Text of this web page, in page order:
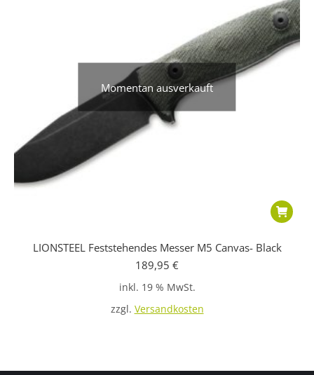
Momentan ausverkauft
LIONSTEEL Feststehendes Messer M5 Canvas- Black
189,95 €
inkl. 19 % MwSt.
zzgl. Versandkosten